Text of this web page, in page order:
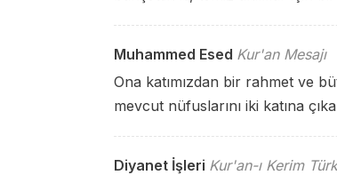
Muhammed Esed Kur'an Mesajı
Ona katımızdan bir rahmet ve
mevcut nüfuslarını iki katına
Diyanet İşleri Kur'an-ı Kerim